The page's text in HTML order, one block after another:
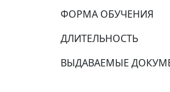
ФОРМА ОБУЧЕНИЯ
ДЛИТЕЛЬНОСТЬ
ВЫДАВАЕМЫЕ